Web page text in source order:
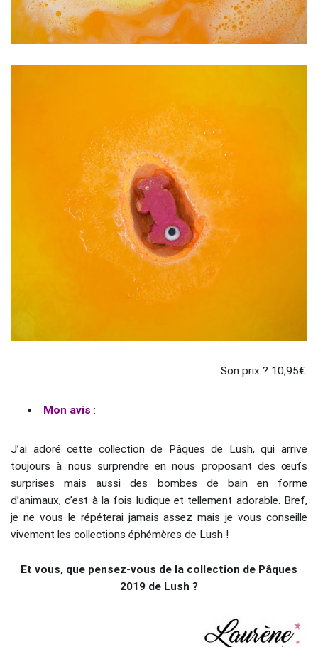
Son prix ? 10,95€.
Mon avis :
J’ai adoré cette collection de Pâques de Lush, qui arrive
toujours à nous surprendre en nous proposant des œufs
surprises mais aussi des bombes de bain en forme
d’animaux, c’est à la fois ludique et tellement adorable. Bref,
je ne vous le répéterai jamais assez mais je vous conseille
vivement les collections éphémères de Lush !
Et vous, que pensez-vous de la collection de Pâques
2019 de Lush ?